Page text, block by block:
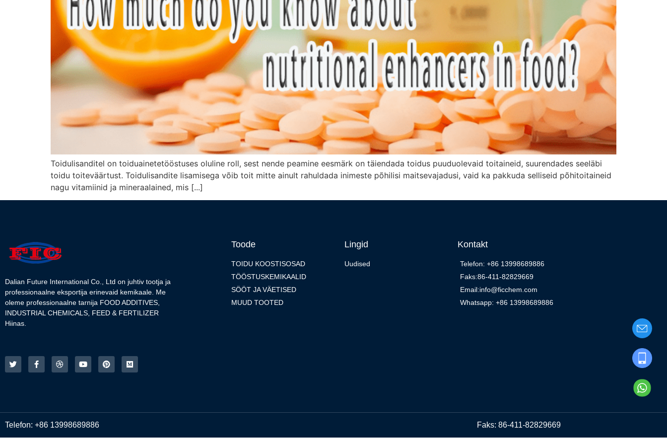
Toidulisanditel on toiduainetetööstuses oluline roll, sest nende peamine eesmärk on täiendada toidus puuduolevaid toitaineid, suurendades seeläbi
toidu toiteväärtust. Toidulisandite lisamisega võib toit mitte ainult rahuldada inimeste põhilisi maitsevajadusi, vaid ka pakkuda selliseid põhitoitaineid
nagu vitamiinid ja mineraalained, mis [...]
Dalian Future International Co., Ltd on juhtiv tootja ja
professionaalne eksportija erinevaid kemikaale. Me
oleme professionaalne tarnija FOOD ADDITIVES,
INDUSTRIAL CHEMICALS, FEED & FERTILIZER
Hiinas.
Toode
TOIDU KOOSTISOSAD
TÖÖSTUSKEMIKAALID
SÖÖT JA VÄETISED
MUUD TOOTED
Lingid
Uudised
Kontakt
Telefon: +86 13998689886
Faks:86-411-82829669
Email:info@ficchem.com
Whatsapp: +86 13998689886
Telefon: +86 13998689886 Faks: 86-411-82829669